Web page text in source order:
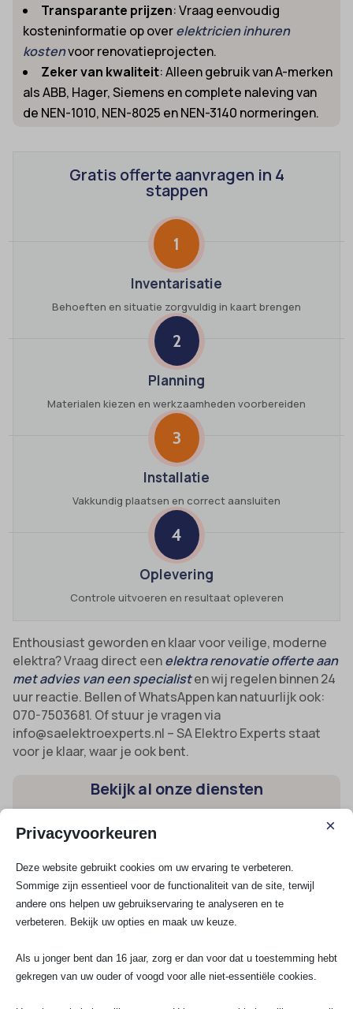
Transparante prijzen: Vraag eenvoudig
kosteninformatie op overelektricien inhuren
kostenvoor renovatieprojecten.
Zeker van kwaliteit: Alleen gebruik van A-merken
als ABB, Hager, Siemens en complete naleving van
de NEN-1010, NEN-8025 en NEN-3140 normeringen.
Gratis offerte aanvragen in 4
stappen
1
Inventarisatie
Behoeften en situatie zorgvuldig in kaart brengen
2
Planning
Materialen kiezen en werkzaamheden voorbereiden
3
Installatie
Vakkundig plaatsen en correct aansluiten
4
Oplevering
Controle uitvoeren en resultaat opleveren
Enthousiast geworden en klaar voor veilige, moderne
elektra? Vraag direct eenelektra renovatie offerte aan
met advies van een specialisten wij regelen binnen 24
uur reactie. Bellen of WhatsAppen kan natuurlijk ook:
070-7503681. Of stuur je vragen via
info@saelektroexperts.nl – SA Elektro Experts staat
voor je klaar, waar je ook bent.
Bekijk al onze diensten
3 Fasen aansluiting
Groepenkast
Krachtstroom aansluiten
Elektra renovatie
Groep aanleggen
Privacyvoorkeuren ×
Deze website gebruikt cookies om uw ervaring te verbeteren.
Sommige zijn essentieel voor de functionaliteit van de site, terwijl
andere ons helpen uw gebruikservaring te analyseren en te
verbeteren. Bekijk uw opties en maak uw keuze.
Als u jonger bent dan 16 jaar, zorg er dan voor dat u toestemming hebt
gekregen van uw ouder of voogd voor alle niet-essentiële cookies.